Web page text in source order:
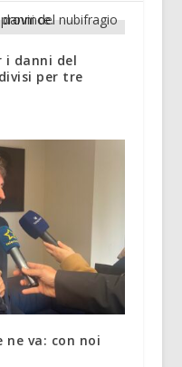
i danni del
per tre
ne va: con noi